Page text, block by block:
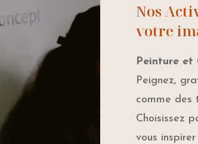
Nos
votre
Peinture et
Peignez,
comme des
Choisissez
vous